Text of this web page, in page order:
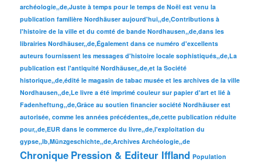
archéologie,,de,Juste à temps pour le temps de Noël est venu la
publication familière Nordhäuser aujourd'hui,,de,Contributions à
l'histoire de la ville et du comté de bande Nordhausen,,de,dans les
librairies Nordhäuser,,de,Également dans ce numéro d'excellents
auteurs fournissent les messages d'histoire locale sophistiqués,,de,La
publication est l'antiquité Nordhäuser,,de,et la Société
historique,,de,édité le magasin de tabac musée et les archives de la ville
Nordhausen,,de,Le livre a été imprimé couleur sur papier d'art et lié à
Fadenheftung,,de,Grâce au soutien financier société Nordhäuser est
autorisée, comme les années précédentes,,de,cette publication réduite
pour,,de,EUR dans le commerce du livre,,de,l'exploitation du
gypse,,lb,Münzgeschichte,,de,Archives Archéologie,,de
Chronique Pression & Editeur Iffland Population